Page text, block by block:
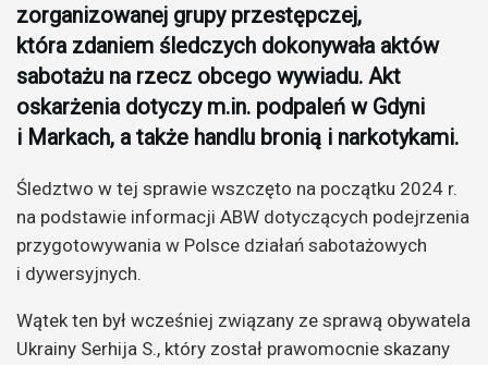
zorganizowanej grupy przestępczej,
która zdaniem śledczych dokonywała aktów
sabotażu na rzecz obcego wywiadu. Akt
oskarżenia dotyczy m.in. podpaleń w Gdyni
i Markach, a także handlu bronią i narkotykami.
Śledztwo w tej sprawie wszczęto na początku 2024 r.
na podstawie informacji ABW dotyczących podejrzenia
przygotowywania w Polsce działań sabotażowych
i dywersyjnych.
Wątek ten był wcześniej związany ze sprawą obywatela
Ukrainy Serhija S., który został prawomocnie skazany